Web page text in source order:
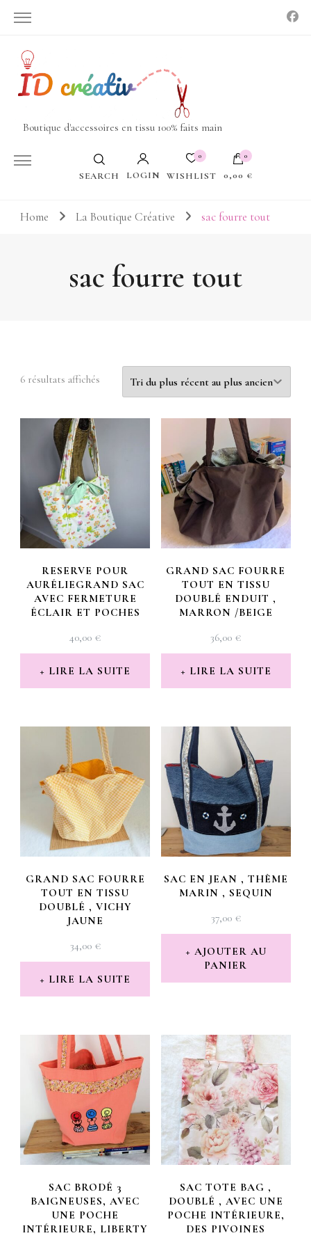
Boutique d'accessoires en tissu 100% faits main
SEARCH LOGIN
0
WISHLIST
0
0,00 €
Votre panier est vide.
Home La Boutique Créative sac fourre tout
sac fourre tout
6 résultats affichés
plus
ancien
RESERVE POUR
AURÉLIEGRAND SAC
AVEC FERMETURE
ÉCLAIR ET POCHES
40,00 €
LIRE LA SUITE
GRAND SAC FOURRE
TOUT EN TISSU
DOUBLÉ ENDUIT ,
MARRON /BEIGE
36,00 €
LIRE LA SUITE
GRAND SAC FOURRE
TOUT EN TISSU
DOUBLÉ , VICHY
JAUNE
34,00 €
LIRE LA SUITE
SAC EN JEAN , THÈME
MARIN , SEQUIN
37,00 €
AJOUTER AU
PANIER
SAC BRODÉ 3
BAIGNEUSES, AVEC
UNE POCHE
INTÉRIEURE, LIBERTY
SAC TOTE BAG ,
DOUBLÉ , AVEC UNE
POCHE INTÉRIEURE,
DES PIVOINES